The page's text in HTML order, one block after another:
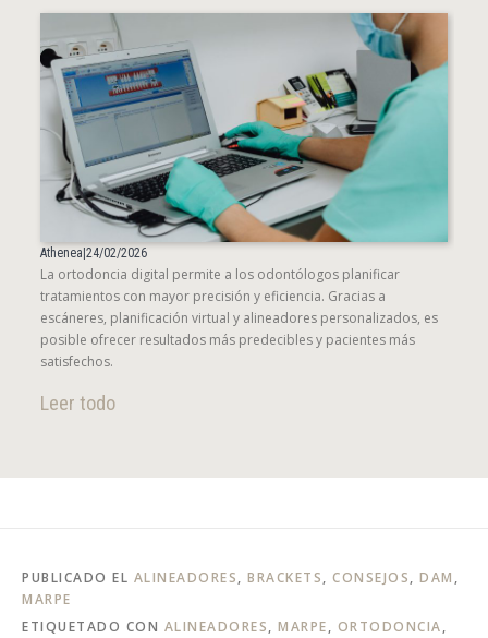
Athenea 24/02/2026
La ortodoncia digital permite a los odontólogos planificar
tratamientos con mayor precisión y eficiencia. Gracias a
escáneres, planificación virtual y alineadores personalizados, es
posible ofrecer resultados más predecibles y pacientes más
satisfechos.
Leer todo
PUBLICADO EL ALINEADORES, BRACKETS, CONSEJOS, DAM ,
MARPE
ETIQUETADO CON ALINEADORES, MARPE, ORTODONCIA,